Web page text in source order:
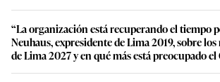
“La organización está recuperando el tiempo
Neuhaus, expresidente de Lima 2019, sobre
de Lima 2027 y en qué más está preocupado